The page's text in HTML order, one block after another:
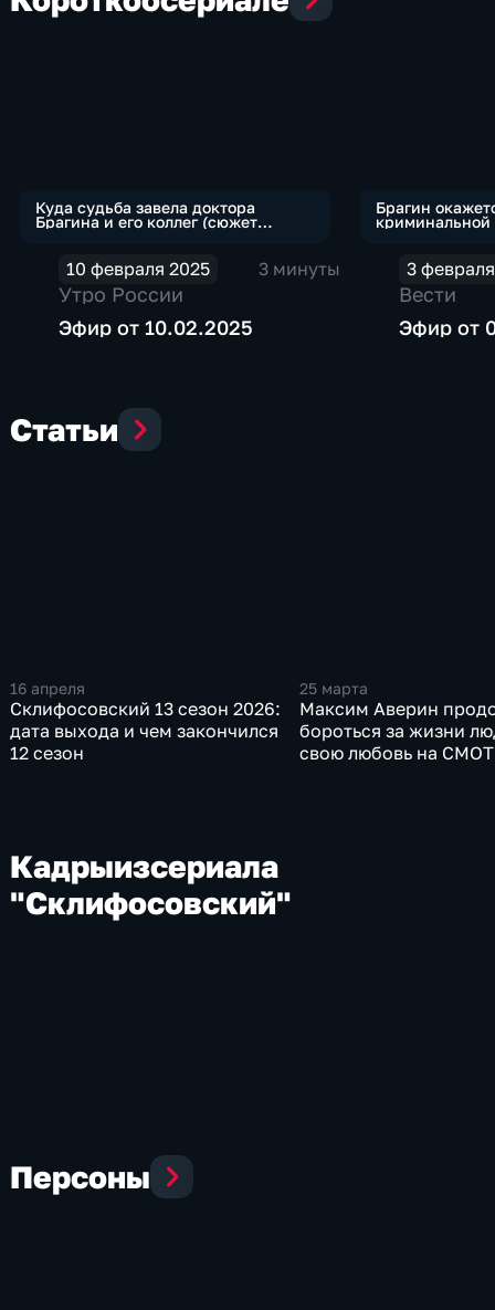
Куда судьба завела доктора
Брагина и его коллег (сюжет
10 февраля 2025 3 минуты
Утро России
Эфир от 10.02.2025
Брагин
3
Вести
Эфир от
Статьи
16 апреля
Склифосовский 13 сезон 2026:
дата выхода и чем закончился
12 сезон
25 марта
Максим Аверин
бороться за жизни
свою любовь на
Кадрыизсериала
"Склифосовский"
Персоны